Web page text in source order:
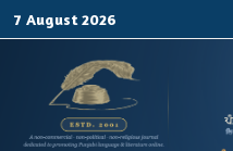
7 August 2026